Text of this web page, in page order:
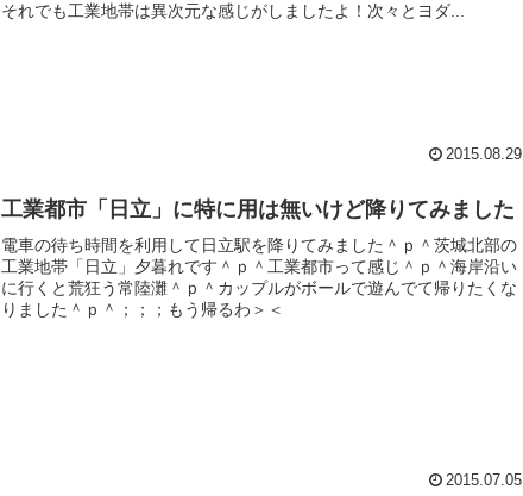
それでも工業地帯は異次元な感じがしましたよ！次々とヨダ...
2015.08.29
工業都市「日立」に特に用は無いけど降りてみました
電車の待ち時間を利用して日立駅を降りてみました＾ｐ＾茨城北部の
工業地帯「日立」夕暮れです＾ｐ＾工業都市って感じ＾ｐ＾海岸沿い
に行くと荒狂う常陸灘＾ｐ＾カップルがボールで遊んでて帰りたくな
りました＾ｐ＾；；；もう帰るわ＞＜
2015.07.05